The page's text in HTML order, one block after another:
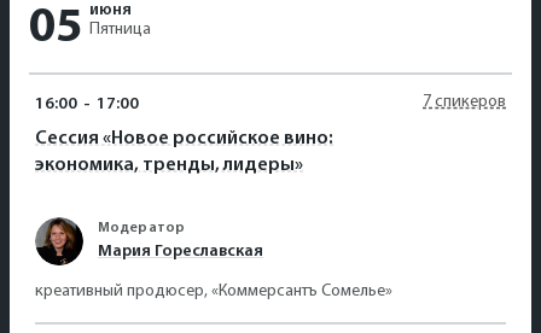
05 июня
Пятница
16:00 - 17:00
Сессия «Новое российское вино:
экономика, тренды, лидеры»
7 спикеров
Модератор
Мария Гореславская
креативный продюсер, «Коммерсантъ Сомелье»